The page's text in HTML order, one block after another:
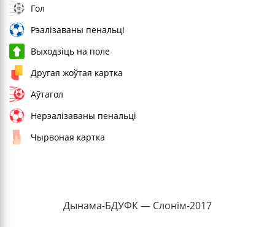
Гол
Рэалізаваны пенальці
Выходзіць на поле
Другая жоўтая картка
Аўтагол
Нерэалізаваны пенальці
Чырвоная картка
Дынама-БДУФК — Слонім-2017